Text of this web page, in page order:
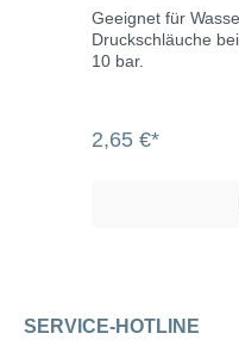
Geeignet für
Druckschläuche
10 bar.
2,65 €*
SERVICE-HOTLINE